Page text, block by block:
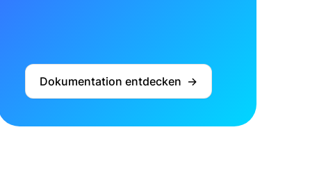
Dokumentation entdecken ->